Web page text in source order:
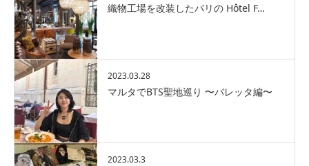
織物工場を改装したパリの Hôtel F…
2023.03.28
マルタでBTS聖地巡り 〜バレッタ編〜
2023.03.3